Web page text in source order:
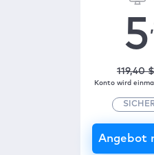
5
119,40 $
Konto wird